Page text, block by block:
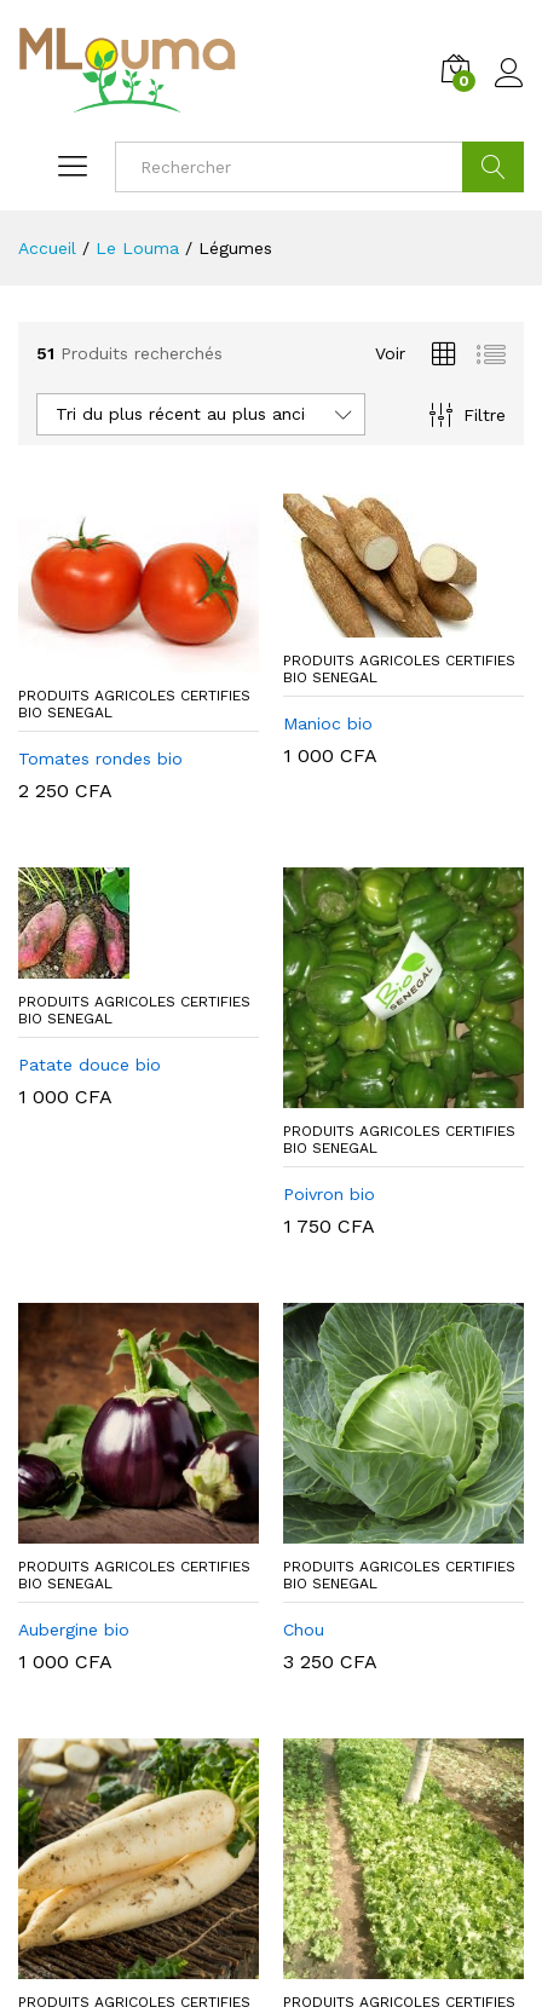
0
Accueil / Le Louma / Légumes
51 Produits recherchés Voir
Filtre
Tri du plus récent au plus ancien
PRODUITS AGRICOLES CERTIFIES
BIO SENEGAL
Tomates rondes bio
2 250 CFA
PRODUITS AGRICOLES CERTIFIES
BIO SENEGAL
Manioc bio
1 000 CFA
PRODUITS AGRICOLES CERTIFIES
BIO SENEGAL
Patate douce bio
1 000 CFA
PRODUITS AGRICOLES CERTIFIES
BIO SENEGAL
Poivron bio
1 750 CFA
PRODUITS AGRICOLES CERTIFIES
BIO SENEGAL
Aubergine bio
1 000 CFA
PRODUITS AGRICOLES CERTIFIES
BIO SENEGAL
Chou
3 250 CFA
PRODUITS AGRICOLES CERTIFIES
PRODUITS AGRICOLES CERTIFIES